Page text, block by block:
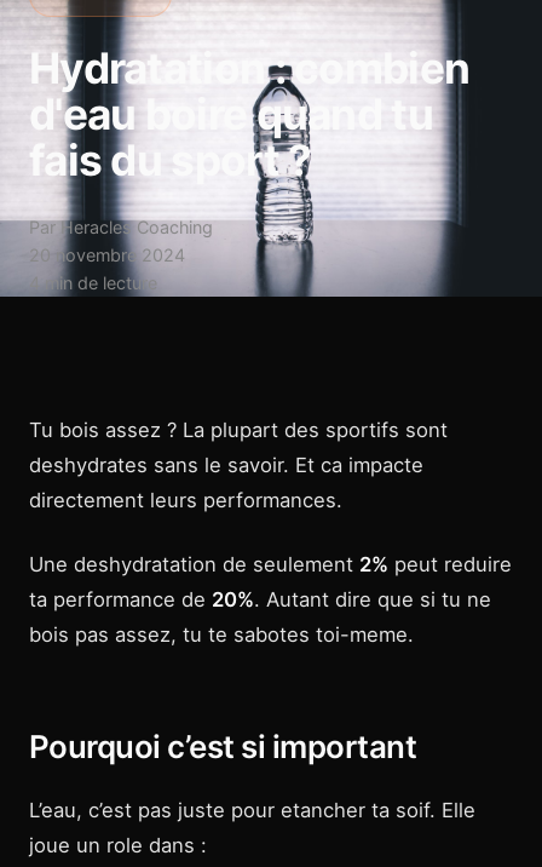
Hydratation : combien
d'eau boire quand tu
fais du sport ?
Par Heracles Coaching
20 novembre 2024
4 min de lecture
Tu bois assez ? La plupart des sportifs sont
deshydrates sans le savoir. Et ca impacte
directement leurs performances.
Une deshydratation de seulement 2% peut reduire
ta performance de 20%. Autant dire que si tu ne
bois pas assez, tu te sabotes toi-meme.
Pourquoi c’est si important
L’eau, c’est pas juste pour etancher ta soif. Elle
joue un role dans :